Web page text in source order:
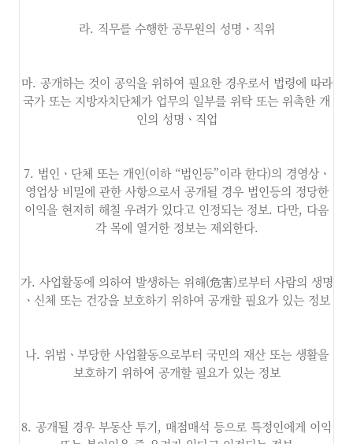
라. 직무를 수행한 공무원의 성명ㆍ직위
마. 공개하는 것이 공익을 위하여 필요한 경우로서 법령에 따라
국가 또는 지방자치단체가 업무의 일부를 위탁 또는 위촉한 개
인의 성명ㆍ직업
7. 법인ㆍ단체 또는 개인(이하 “법인등”이라 한다)의 경영상ㆍ
영업상 비밀에 관한 사항으로서 공개될 경우 법인등의 정당한
이익을 현저히 해칠 우려가 있다고 인정되는 정보. 다만, 다음
각 목에 열거한 정보는 제외한다.
가. 사업활동에 의하여 발생하는 위해(危害)로부터 사람의 생명
ㆍ신체 또는 건강을 보호하기 위하여 공개할 필요가 있는 정보
나. 위법ㆍ부당한 사업활동으로부터 국민의 재산 또는 생활을
보호하기 위하여 공개할 필요가 있는 정보
8. 공개될 경우 부동산 투기, 매점매석 등으로 특정인에게 이익